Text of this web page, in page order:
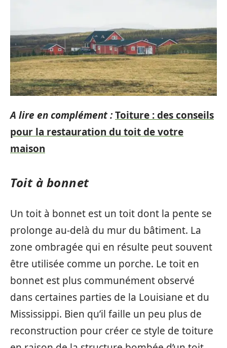
A lire en complément :Toiture : des conseils
pour la restauration du toit de votre
maison
Toit à bonnet
Un toit à bonnet est un toit dont la pente se
prolonge au-delà du mur du bâtiment. La
zone ombragée qui en résulte peut souvent
être utilisée comme un porche. Le toit en
bonnet est plus communément observé
dans certaines parties de la Louisiane et du
Mississippi. Bien qu’il faille un peu plus de
reconstruction pour créer ce style de toiture